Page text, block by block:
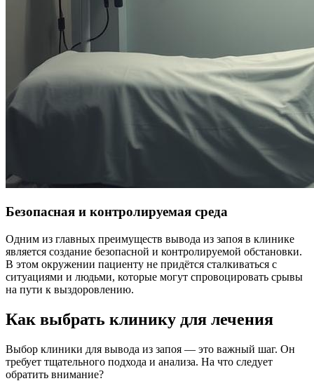
Безопасная и контролируемая среда
Одним из главных преимуществ вывода из запоя в клинике
является создание безопасной и контролируемой обстановки.
В этом окружении пациенту не придётся сталкиваться с
ситуациями и людьми, которые могут спровоцировать срывы
на пути к выздоровлению.
Как выбрать клинику для лечения
Выбор клиники для вывода из запоя — это важный шаг. Он
требует тщательного подхода и анализа. На что следует
обратить внимание?